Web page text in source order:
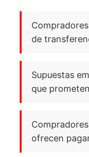
de
Supuestas
que
ofrecen